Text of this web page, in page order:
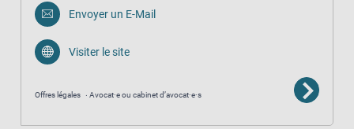
Envoyer un E-Mail
Visiter le site
Offres légales Avocat·e ou cabinet d’avocat·e·s